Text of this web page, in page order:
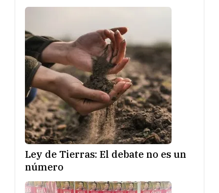
Ley de Tierras: El debate no es un
número